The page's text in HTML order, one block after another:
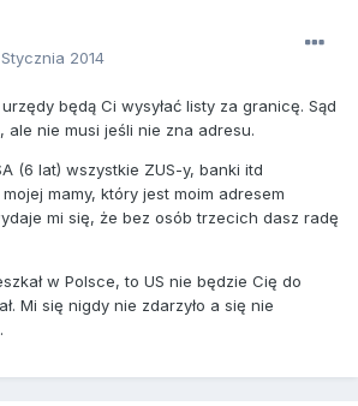
2014
będą Ci wysyłać listy za granicę. Sąd
ale nie musi jeśli nie zna adresu.
(6 lat) wszystkie ZUS-y, banki itd
mamy, który jest moim adresem
mi się, że bez osób trzecich dasz radę
w Polsce, to US nie będzie Cię do
Mi się nigdy nie zdarzyło a się nie